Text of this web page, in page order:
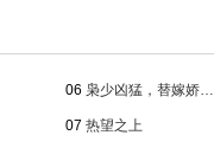
06 枭少凶猛，替嫁娇…
07 热望之上